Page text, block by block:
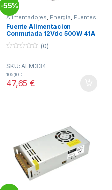
-55%
Alimentadores, Energia, Fuentes
Alimentación
Fuente Alimentacion
Conmutada 12Vdc 500W 41A
u
t
o
f
(0)
SKU: ALM334
47,65€
105,10€